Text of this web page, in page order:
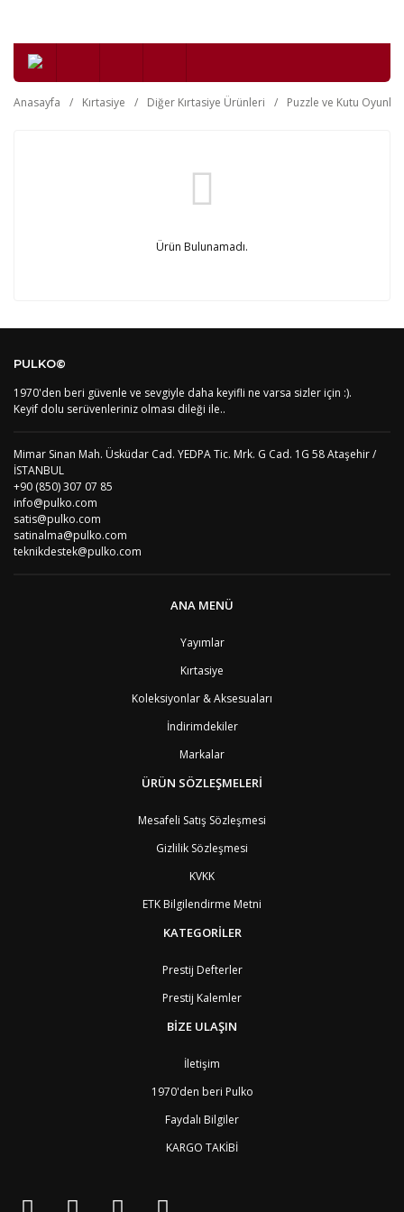
Anasayfa Kırtasiye Diğer Kırtasiye Ürünleri Puzzle ve Kutu Oyunları
Ürün Bulunamadı.
PULKO©
1970'den beri güvenle ve sevgiyle daha keyifli ne varsa sizler için :).
Keyif dolu serüvenleriniz olması dileği ile..
Mimar Sinan Mah. Üsküdar Cad. YEDPA Tic. Mrk. G Cad. 1G 58 Ataşehir /
İSTANBUL
+90 (850) 307 07 85
info@pulko.com
satis@pulko.com
satinalma@pulko.com
teknikdestek@pulko.com
ANA MENÜ
Yayımlar
Kırtasiye
Koleksiyonlar & Aksesuaları
İndirimdekiler
Markalar
ÜRÜN SÖZLEŞMELERİ
Mesafeli Satış Sözleşmesi
Gizlilik Sözleşmesi
KVKK
ETK Bilgilendirme Metni
KATEGORİLER
Prestij Defterler
Prestij Kalemler
BİZE ULAŞIN
İletişim
1970'den beri Pulko
Faydalı Bilgiler
KARGO TAKİBİ